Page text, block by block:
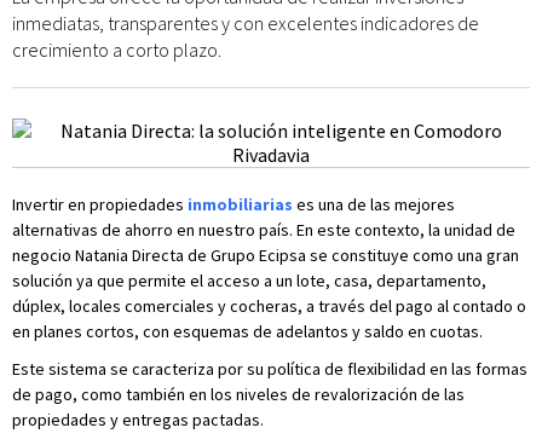
inmediatas, transparentes y con excelentes indicadores de
crecimiento a corto plazo.
Invertir en propiedades inmobiliarias es una de las mejores
alternativas de ahorro en nuestro país. En este contexto, la unidad de
negocio Natania Directa de Grupo Ecipsa se constituye como una gran
solución ya que permite el acceso a un lote, casa, departamento,
dúplex, locales comerciales y cocheras, a través del pago al contado o
en planes cortos, con esquemas de adelantos y saldo en cuotas.
Este sistema se caracteriza por su política de flexibilidad en las formas
de pago, como también en los niveles de revalorización de las
propiedades y entregas pactadas.